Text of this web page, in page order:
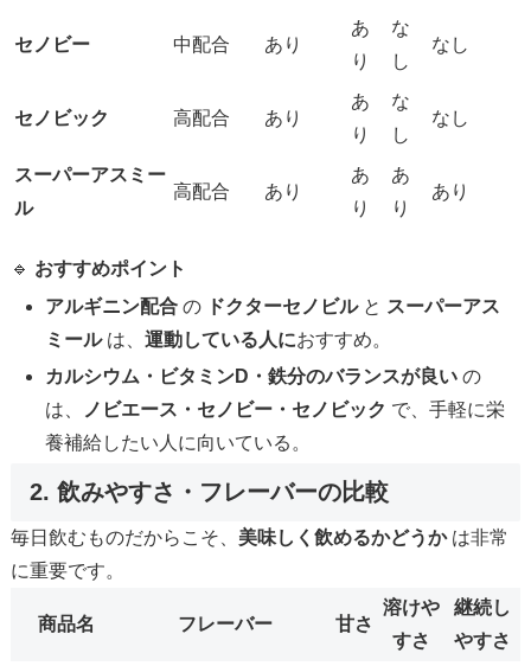
セノビー 中配合 あり
あ
り
な
し
なし
セノビック 高配合 あり
あ
り
な
し
なし
スーパーアスミー
ル
高配合 あり
あ
り
あ
り
あり
🔹 おすすめポイント
アルギニン配合 の ドクターセノビルと スーパーアス
ミールは、運動している人におすすめ。
カルシウム・ビタミンD・鉄分のバランスが良い の
は、
ノビエース・セノビー・セノビック で、手軽に栄
養補給したい人に向いている。
2. 飲みやすさ・フレーバーの比較
毎日飲むものだからこそ、 美味しく飲めるかどうかは非常
に重要です。
商品名 フレーバー 甘さ
溶けや
すさ
継続し
やすさ